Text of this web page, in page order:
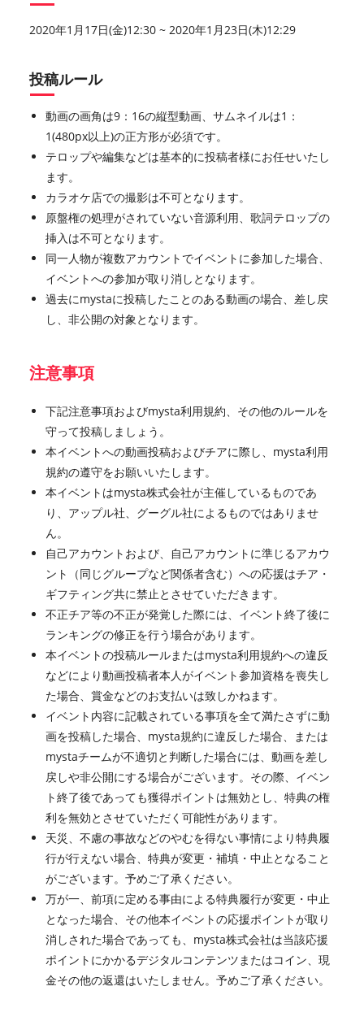
2020年1月17日(金)12:30 ~ 2020年1月23日(木)12:29
投稿ルール
動画の画角は9：16の縦型動画、サムネイルは1：
1(480px以上)の正方形が必須です。
テロップや編集などは基本的に投稿者様にお任せいたし
ます。
カラオケ店での撮影は不可となります。
原盤権の処理がされていない音源利用、歌詞テロップの
挿入は不可となります。
同一人物が複数アカウントでイベントに参加した場合、
イベントへの参加が取り消しとなります。
過去にmystaに投稿したことのある動画の場合、差し戻
し、非公開の対象となります。
注意事項
下記注意事項およびmysta利用規約、その他のルールを
守って投稿しましょう。
本イベントへの動画投稿およびチアに際し、mysta利用
規約の遵守をお願いいたします。
本イベントはmysta株式会社が主催しているものであ
り、アップル社、グーグル社によるものではありませ
ん。
自己アカウントおよび、自己アカウントに準じるアカウ
ント（同じグループなど関係者含む）への応援はチア・
ギフティング共に禁止とさせていただきます。
不正チア等の不正が発覚した際には、イベント終了後に
ランキングの修正を行う場合があります。
本イベントの投稿ルールまたはmysta利用規約への違反
などにより動画投稿者本人がイベント参加資格を喪失し
た場合、賞金などのお支払いは致しかねます。
イベント内容に記載されている事項を全て満たさずに動
画を投稿した場合、mysta規約に違反した場合、または
mystaチームが不適切と判断した場合には、動画を差し
戻しや非公開にする場合がございます。その際、イベン
ト終了後であっても獲得ポイントは無効とし、特典の権
利を無効とさせていただく可能性があります。
天災、不慮の事故などのやむを得ない事情により特典履
行が行えない場合、特典が変更・補填・中止となること
がございます。予めご了承ください。
万が一、前項に定める事由による特典履行が変更・中止
となった場合、その他本イベントの応援ポイントが取り
消しされた場合であっても、mysta株式会社は当該応援
ポイントにかかるデジタルコンテンツまたはコイン、現
金その他の返還はいたしません。予めご了承ください。